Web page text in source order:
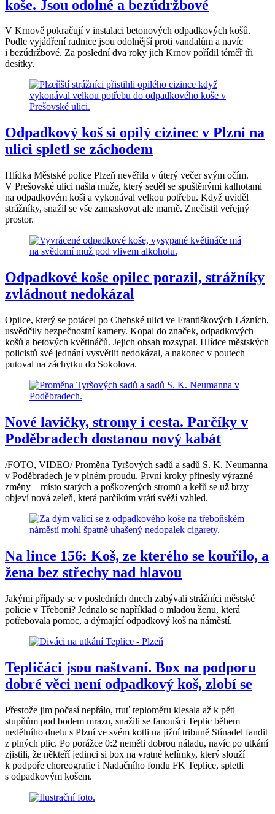
koše. Jsou odolné a bezúdržbové
V Krnově pokračují v instalaci betonových odpadkových košů.
Podle vyjádření radnice jsou odolnější proti vandalům a navíc
i bezúdržbové. Za poslední dva roky jich Krnov pořídil téměř tři
desítky.
Odpadkový koš si opilý cizinec v Plzni na
ulici spletl se záchodem
Hlídka Městské police Plzeň nevěřila v úterý večer svým očím.
V Prešovské ulici našla muže, který seděl se spuštěnými kalhotami
na odpadkovém koši a vykonával velkou potřebu. Když uviděl
strážníky, snažil se vše zamaskovat ale marně. Znečistil veřejný
prostor.
Odpadkové koše opilec porazil, strážníky
zvládnout nedokázal
Opilce, který se potácel po Chebské ulici ve Františkových Lázních,
usvědčily bezpečnostní kamery. Kopal do značek, odpadkových
košů a betových květináčů. Jejich obsah rozsypal. Hlídce městských
policistů své jednání vysvětlit nedokázal, a nakonec v poutech
putoval na záchytku do Sokolova.
Nové lavičky, stromy i cesta. Parčíky v
Poděbradech dostanou nový kabát
/FOTO, VIDEO/ Proměna Tyršových sadů a sadů S. K. Neumanna
v Poděbradech je v plném proudu. První kroky přinesly výrazné
změny – místo starých a poškozených stromů a keřů se už brzy
objeví nová zeleň, která parčíkům vrátí svěží vzhled.
Na lince 156: Koš, ze kterého se kouřilo, a
žena bez střechy nad hlavou
Jakými případy se v posledních dnech zabývali strážníci městské
policie v Třeboni? Jednalo se například o mladou ženu, která
potřebovala pomoc, a dýmající odpadkový koš na náměstí.
Tepličáci jsou naštvaní. Box na podporu
dobré věci není odpadkový koš, zlobí se
Přestože jim počasí nepřálo, rtuť teploměru klesala až k pěti
stupňům pod bodem mrazu, snažili se fanoušci Teplic během
nedělního duelu s Plzní ve svém kotli na jižní tribuně Stínadel fandit
z plných plic. Po porážce 0:2 neměli dobrou náladu, navíc po utkání
zjistili, že někteří jedinci si box na vratné kelímky, který slouží
k podpoře choreografie i Nadačního fondu FK Teplice, spletli
s odpadkovým košem.